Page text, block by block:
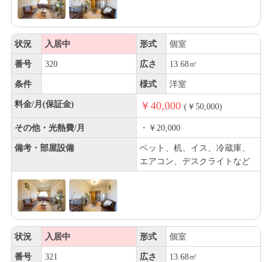
状況 入居中 形式 個室
番号 320 広さ 13.68㎡
条件 様式 洋室
料金/月(保証金) ￥40,000 (￥50,000)
その他・光熱費/月 ・￥20,000
備考・部屋設備
ベット、机、イス、冷蔵庫、
エアコン、デスクライトなど
状況 入居中 形式 個室
番号 321 広さ 13.68㎡